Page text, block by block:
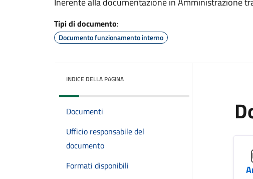
Tipi di documento:
Documento funzionamento interno
INDICE DELLA PAGINA
Documenti
Ufficio responsabile del
documento
Formati disponibili